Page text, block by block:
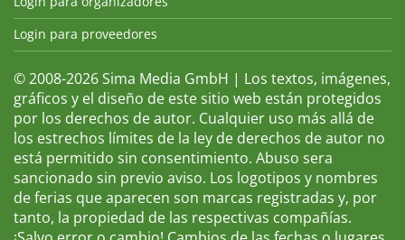
Login para proveedores
© 2008-2026 Sima Media GmbH | Los textos, imágenes,
gráficos y el diseño de este sitio web están protegidos
por los derechos de autor. Cualquier uso más allá de
los estrechos límites de la ley de derechos de autor no
está permitido sin consentimiento. Abuso sera
sancionado sin previo aviso. Los logotipos y nombres
de ferias que aparecen son marcas registradas y, por
tanto, la propiedad de las respectivas compañías.